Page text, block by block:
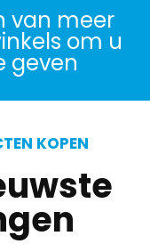
van meer
om u
geven
KOPEN